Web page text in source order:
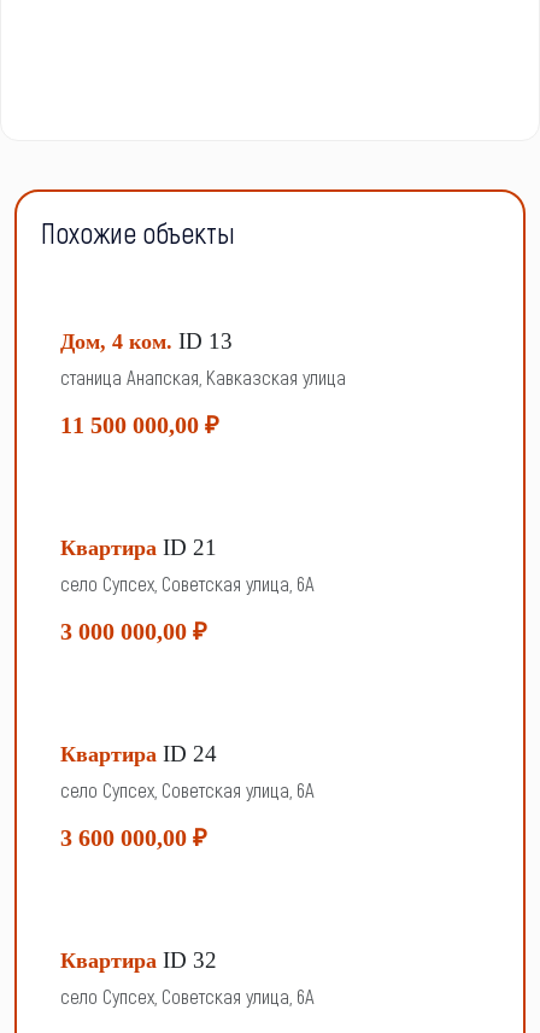
Похожие объекты
Дом, 4 ком. ID 13
станица Анапская, Кавказская улица
11 500 000,00 ₽
Квартира ID 21
село Супсех, Советская улица, 6А
3 000 000,00 ₽
Квартира ID 24
село Супсех, Советская улица, 6А
3 600 000,00 ₽
Квартира ID 32
село Супсех, Советская улица, 6А